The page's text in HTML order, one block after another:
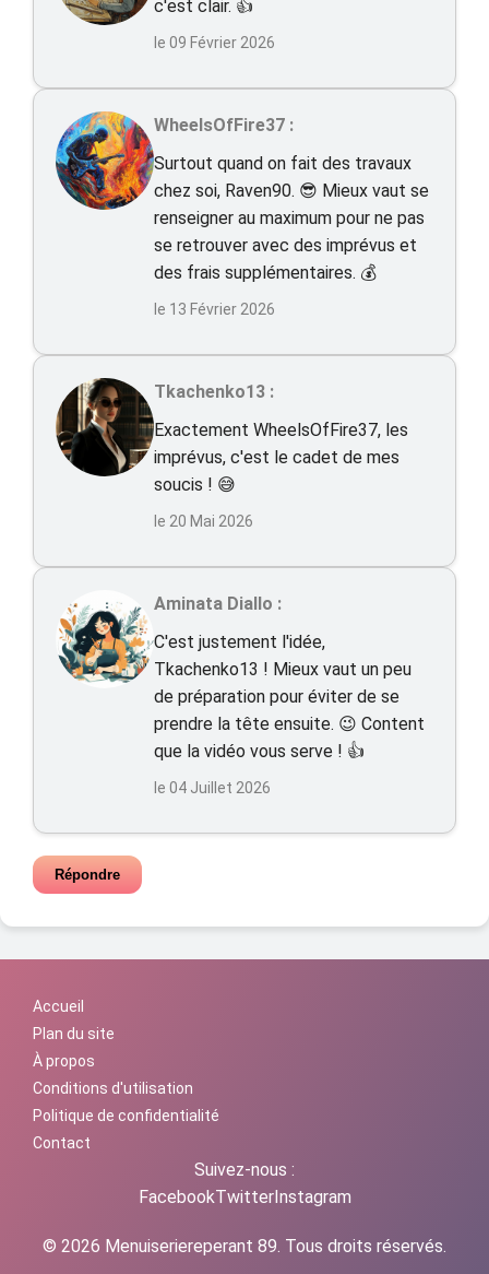
c'est clair. 👍
le 09 Février 2026
WheelsOfFire37 :
Surtout quand on fait des travaux
chez soi, Raven90. 😎 Mieux vaut se
renseigner au maximum pour ne pas
se retrouver avec des imprévus et
des frais supplémentaires. 💰
le 13 Février 2026
Tkachenko13 :
Exactement WheelsOfFire37, les
imprévus, c'est le cadet de mes
soucis ! 😅
le 20 Mai 2026
Aminata Diallo :
C'est justement l'idée,
Tkachenko13 ! Mieux vaut un peu
de préparation pour éviter de se
prendre la tête ensuite. 😉 Content
que la vidéo vous serve ! 👍
le 04 Juillet 2026
Répondre
Accueil
Plan du site
À propos
Conditions d'utilisation
Politique de confidentialité
Contact
Suivez-nous :
FacebookTwitterInstagram
© 2026 Menuiseriereperant 89. Tous droits réservés.